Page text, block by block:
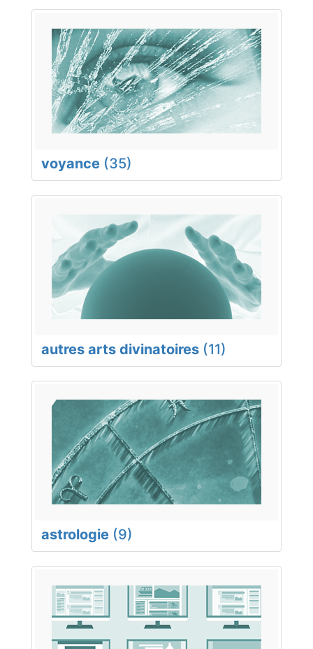
voyance (35)
autres arts divinatoires (11)
astrologie (9)